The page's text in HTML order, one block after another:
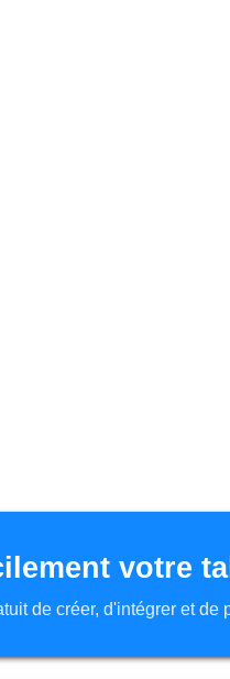
votre
de créer, d'intégrer et